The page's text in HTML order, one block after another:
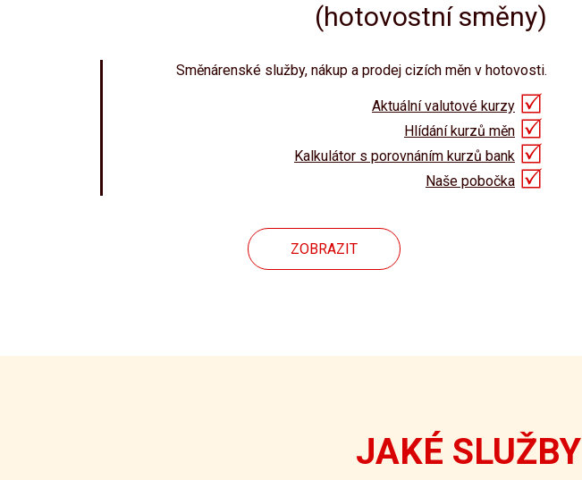
(hotovostní směny)
Směnárenské služby, nákup a prodej cizích měn v hotovosti.
Aktuální valutové kurzy
Hlídání kurzů měn
Kalkulátor s porovnáním kurzů bank
Naše pobočka
ZOBRAZIT
JAKÉ SLUŽBY